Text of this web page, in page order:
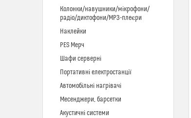
Колонки/навушники/мікрофони/
радіо/диктофони/MP3-плеєри
Наклейки
PES Мерч
Шафи серверні
Портативні електростанції
Автомобільні нагрівачі
Месенджери, барсетки
Акустичні системи